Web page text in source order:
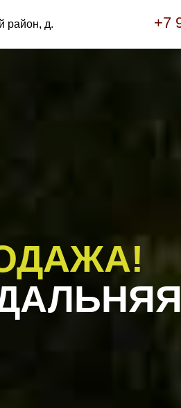
+7
район, д.